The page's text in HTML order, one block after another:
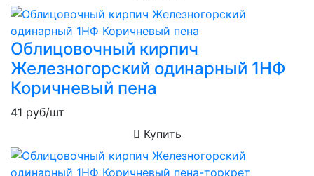
Облицовочный кирпич
Железногорский одинарный 1НФ
Коричневый пена
41 руб/шт
Купить